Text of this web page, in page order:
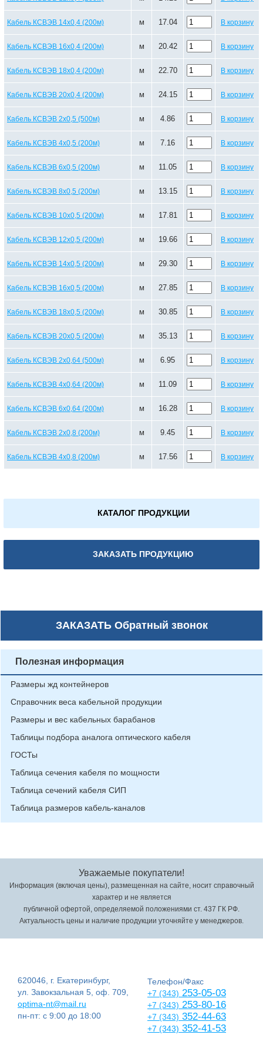
Кабель КСВЭВ 14х0,4 (200м) м 17.04 В корзину
Кабель КСВЭВ 16х0,4 (200м) м 20.42 В корзину
Кабель КСВЭВ 18х0,4 (200м) м 22.70 В корзину
Кабель КСВЭВ 20х0,4 (200м) м 24.15 В корзину
Кабель КСВЭВ 2х0,5 (500м) м 4.86 В корзину
Кабель КСВЭВ 4х0,5 (200м) м 7.16 В корзину
Кабель КСВЭВ 6х0,5 (200м) м 11.05 В корзину
Кабель КСВЭВ 8х0,5 (200м) м 13.15 В корзину
Кабель КСВЭВ 10х0,5 (200м) м 17.81 В корзину
Кабель КСВЭВ 12х0,5 (200м) м 19.66 В корзину
Кабель КСВЭВ 14х0,5 (200м) м 29.30 В корзину
Кабель КСВЭВ 16х0,5 (200м) м 27.85 В корзину
Кабель КСВЭВ 18х0,5 (200м) м 30.85 В корзину
Кабель КСВЭВ 20х0,5 (200м) м 35.13 В корзину
Кабель КСВЭВ 2х0,64 (500м) м 6.95 В корзину
Кабель КСВЭВ 4х0,64 (200м) м 11.09 В корзину
Кабель КСВЭВ 6х0,64 (200м) м 16.28 В корзину
Кабель КСВЭВ 2х0,8 (200м) м 9.45 В корзину
Кабель КСВЭВ 4х0,8 (200м) м 17.56 В корзину
КАТАЛОГ ПРОДУКЦИИ
ЗАКАЗАТЬ ПРОДУКЦИЮ
ЗАКАЗАТЬОбратный звонок
Полезная информация
Размеры жд контейнеров
Справочник веса кабельной продукции
Размеры и вес кабельных барабанов
Таблицы подбора аналога оптического кабеля
ГОСТы
Таблица сечения кабеля по мощности
Таблица сечений кабеля СИП
Таблица размеров кабель-каналов
Уважаемые покупатели!
Информация (включая цены), размещенная на сайте, носит справочный
характер и не является
публичной офертой, определяемой положениями ст. 437 ГК РФ.
Актуальность цены и наличие продукции уточняйте у менеджеров.
620046, г. Екатеринбург,
ул. Завокзальная 5, оф. 709,
optima-nt@mail.ru
пн-пт: с 9:00 до 18:00
Телефон/Факс
+7 (343) 253-05-03
+7 (343) 253-80-16
+7 (343) 352-44-63
+7 (343) 352-41-53